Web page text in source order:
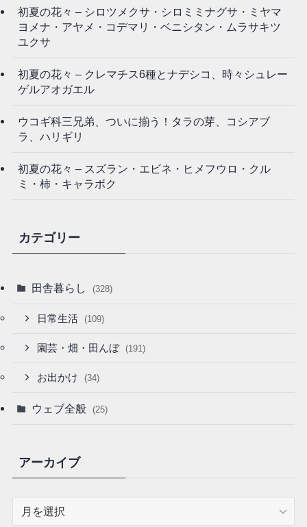
初夏の花々 – シロツメクサ・シロミミナグサ・ミヤマ
ヨメナ・アヤメ・コデマリ・ベニシタン・ムラサキツ
ユクサ
初夏の花々 – クレマチス6種とナデシコ、時々シュレー
ゲルアオガエル
ウコギ科三兄弟、ついに揃う！タラの芽、コシアブ
ラ、ハリギリ
初夏の花々 – スズラン・エビネ・ヒメフウロ・クル
ミ・柿・キャラボク
カテゴリー
田舎暮らし (328)
日常生活 (109)
園芸・畑・田んぼ (191)
お出かけ (34)
ウェブ全般 (25)
アーカイブ